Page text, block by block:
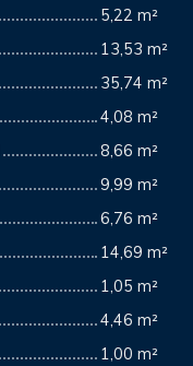
5,22 m²
13,53 m²
35,74 m²
4,08 m²
8,66 m²
9,99 m²
6,76 m²
14,69 m²
1,05 m²
4,46 m²
1,00 m²